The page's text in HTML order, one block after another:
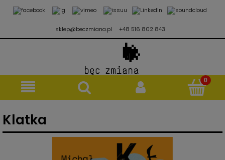
sklep@beczmiana.pl +48 516 802 843
Klatka